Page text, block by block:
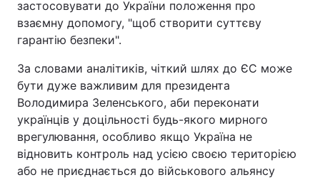
застосовувати до України положення про
взаємну допомогу, "щоб створити суттєву
гарантію безпеки".
За словами аналітиків, чіткий шлях до ЄС може
бути дуже важливим для президента
Володимира Зеленського, аби переконати
українців у доцільності будь-якого мирного
врегулювання, особливо якщо Україна не
відновить контроль над усією своєю територією
або не приєднається до військового альянсу